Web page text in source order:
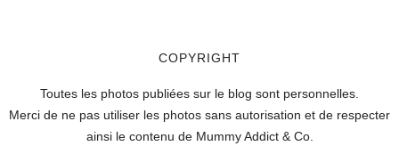
COPYRIGHT
Toutes les photos publiées sur le blog sont personnelles.
Merci de ne pas utiliser les photos sans autorisation et de respecter
ainsi le contenu de Mummy Addict & Co.